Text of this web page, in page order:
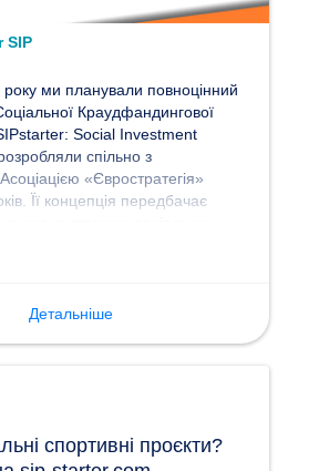
SIP
ми планували повноцінний
Краудфандингової
Social Investment
спільно з
«Євростратегія»
Її концепція передбачає
та залученню ресурсів з
Детальніше
спортивні проєкти?